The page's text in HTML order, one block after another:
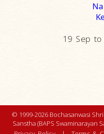
19 Sep
© 1999-2026 Bochasanwasi
Sanstha (BAPS Swaminarayan